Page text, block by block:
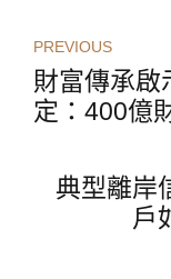
PREVIOUS
財富傳承啟
定：400億
典型離岸
戶